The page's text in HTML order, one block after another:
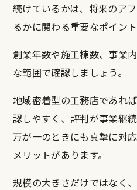
続けているかは、将来のア
るかに関わる重要なポイント
創業年数や施工棟数、事業
な範囲で確認しましょう。
地域密着型の工務店であれ
認しやすく、評判が事業継
万が一のときにも真摯に対
メリットがあります。
規模の大きさだけではなく